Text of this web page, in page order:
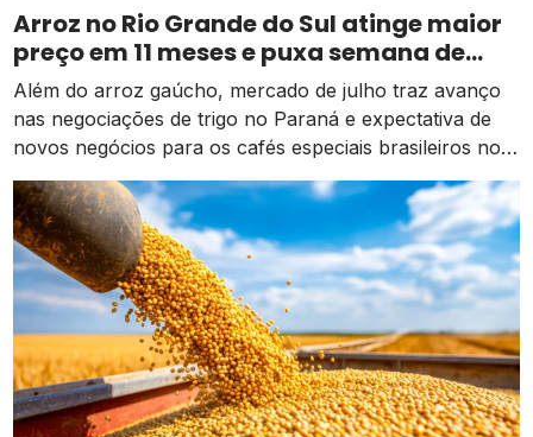
Arroz no Rio Grande do Sul atinge maior
preço em 11 meses e puxa semana de
valorização no campo
Além do arroz gaúcho, mercado de julho traz avanço
nas negociações de trigo no Paraná e expectativa de
novos negócios para os cafés especiais brasileiros no
exterior